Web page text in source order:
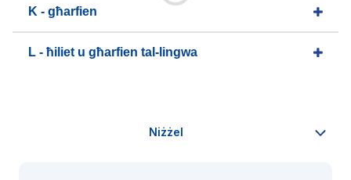
K - għarfien
L - ħiliet u għarfien tal-lingwa